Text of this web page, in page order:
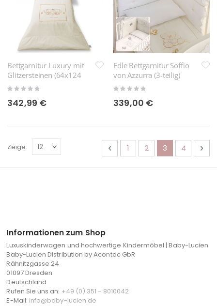
Bettgarnitur Luxury mit
Glitzersteinen (64x124
cm)
Rating:
342,99 €
Edle Bettgarnitur Soffio
von Azzurra (3-teilig)
Rating:
339,00 €
SeiteSeite
ZurückSeite
1 Seite
2 Sie lesen
3 Seite
4
Zeige
Informationen zum Shop
Luxuskinderwagen und hochwertige Kindermöbel | Baby-Lucien
Baby-Lucien Distribution by Acontac GbR
Rähnitzgasse 24
01097 Dresden
Deutschland
Rufen Sie uns an: +49 (0) 351 - 8010042
E-Mail: info@baby-lucien.de